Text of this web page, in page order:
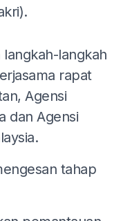
langkah
rapat
Agensi
dan Agensi
tahap